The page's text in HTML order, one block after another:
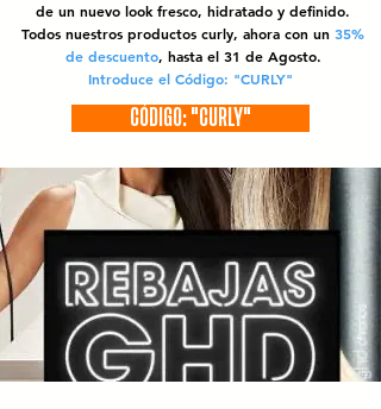
de un nuevo look fresco, hidratado y definido.
Todos nuestros productos curly, ahora con un 35%
de descuento, hasta el 31 de Agosto.
Introduce el Código: "CURLY"
CÓDIGO: "CURLY"